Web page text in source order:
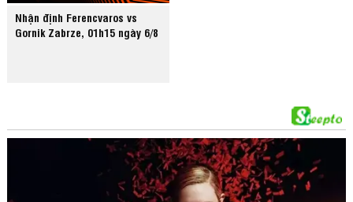
Nhận định Ferencvaros vs
Gornik Zabrze, 01h15 ngày 6/8